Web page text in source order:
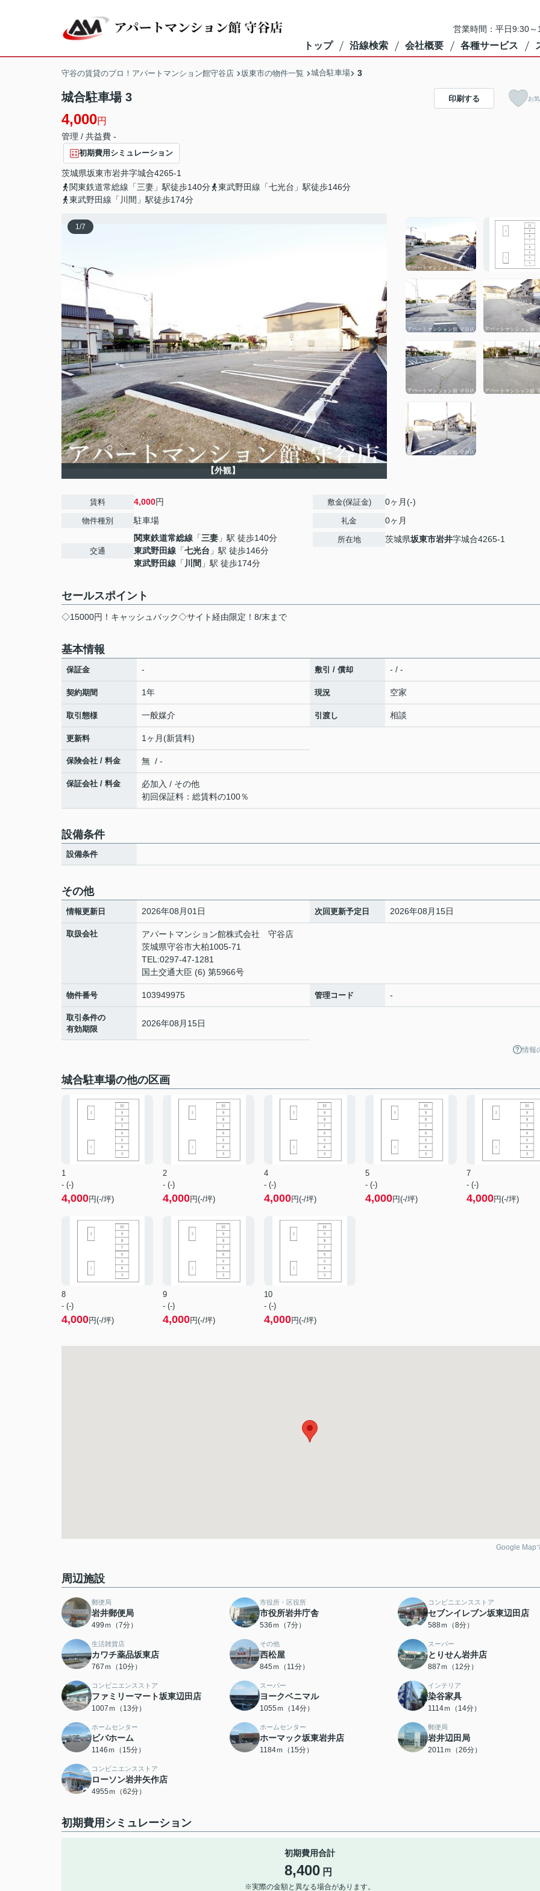
営業時間：平日9:30
トップ 沿線検索 会社概要 各種サービス
守谷の賃貸のプロ！アパートマンション館守谷店 坂東市の物件一覧 城合駐車場 3
城合駐車場 3
4,000円
管理 / 共益費 -
初期費用シミュレーション
茨城県坂東市岩井字城合4265-1
関東鉄道常総線「三妻」駅徒歩140分
東武野田線「七光台」駅徒歩146分
東武野田線「川間」駅徒歩174分
印刷する お
1/7
【外観】
賃料 4,000円
物件種別 駐車場
交通
関東鉄道常総線 「三妻 」駅 徒歩140分
東武野田線 「七光台 」駅 徒歩146分
東武野田線 「 川間 」駅 徒歩174分
敷金(保証金) 0ヶ月(-)
礼金 0ヶ月
所在地 茨城県坂東市岩井字城合4265-1
セールスポイント
◇15000円！キャッシュバック◇サイト経由限定！8/末まで
基本情報
保証金 - 敷引 / 償却 - / -
契約期間 1年 現況 空家
取引態様 一般媒介 引渡し 相談
更新料 1ヶ月(新賃料)
保険会社 / 料金 無 / -
保証会社 / 料金
必加入 / その他
初回保証料：総賃料の100％
設備条件
設備条件
その他
情報更新日 2026年08月01日 次回更新予定日 2026年08月15日
取扱会社
アパートマンション館株式会社 守谷店
茨城県守谷市大柏1005-71
TEL:0297-47-1281
国土交通大臣 (6) 第5966号
物件番号 103949975 管理コード -
取引条件の
有効期限
2026年08月15日
情報
城合駐車場の他の区画
1
- (-)
4,000円(-/坪)
2
- (-)
4,000円(-/坪)
4
- (-)
4,000円(-/坪)
5
- (-)
4,000円(-/坪)
7
- (-)
4,000円(-/坪)
8
- (-)
4,000円(-/坪)
9
- (-)
4,000円(-/坪)
10
- (-)
4,000円(-/坪)
Google Map
周辺施設
郵便局
岩井郵便局
499ｍ（7分）
市役所・区役所
市役所岩井庁舎
536ｍ（7分）
コンビニエンスストア
セブンイレブン坂東辺田店
588ｍ（8分）
生活雑貨店
カワチ薬品坂東店
767ｍ（10分）
その他
西松屋
845ｍ（11分）
スーパー
とりせん岩井店
887ｍ（12分）
コンビニエンスストア
ファミリーマート坂東辺田店
1007ｍ（13分）
スーパー
ヨークベニマル
1055ｍ（14分）
インテリア
染谷家具
1114ｍ（14分）
ホームセンター
ビバホーム
1146ｍ（15分）
ホームセンター
ホーマック坂東岩井店
1184ｍ（15分）
郵便局
岩井辺田局
2011ｍ（26分）
コンビニエンスストア
ローソン岩井矢作店
4955ｍ（62分）
初期費用シミュレーション
初期費用合計
8,400 円
※実際の金額と異なる場合があります。